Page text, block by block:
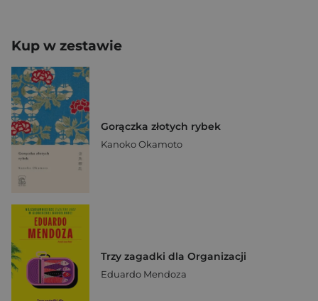
Kup w zestawie
Gorączka złotych rybek
Kanoko Okamoto
Trzy zagadki dla Organizacji
Eduardo Mendoza